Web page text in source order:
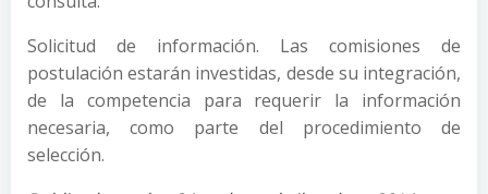
Solicitud de información. Las comisiones de
postulación estarán investidas, desde su integración,
de la competencia para requerir la información
necesaria, como parte del procedimiento de
selección.